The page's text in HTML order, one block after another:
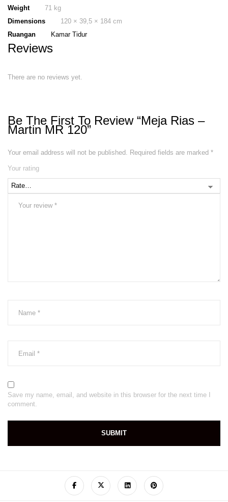
Weight
71 kg
Dimensions
120 × 39,5 × 184 cm
Ruangan
Kamar Tidur
Reviews
There are no reviews yet.
Be The First To Review “Meja Rias –
Martin MR 120”
Your email address will not be published. Required fields are marked *
Your rating
Save my name, email, and website in this browser for the next time I
comment.